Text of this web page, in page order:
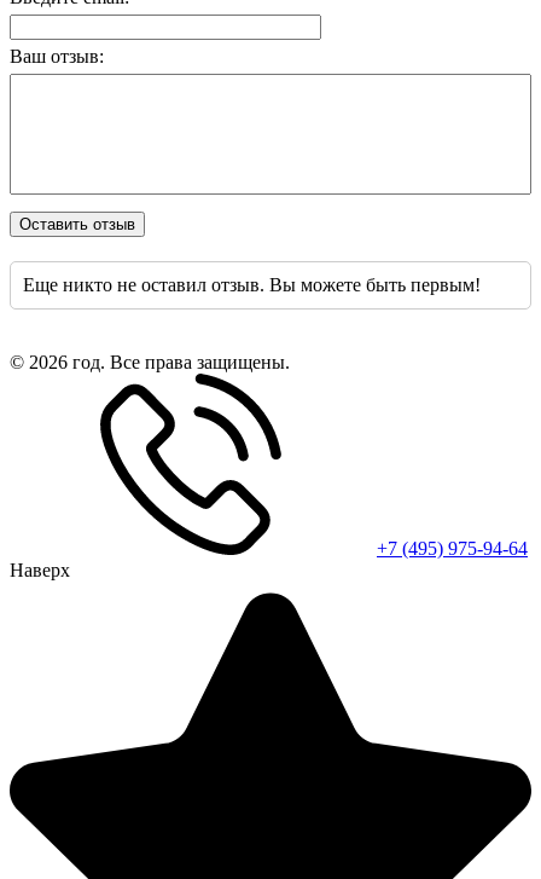
Ваш отзыв:
Оставить отзыв
Еще никто не оставил отзыв. Вы можете быть первым!
© 2026 год. Все права защищены.
+7 (495) 975-94-64
Наверх